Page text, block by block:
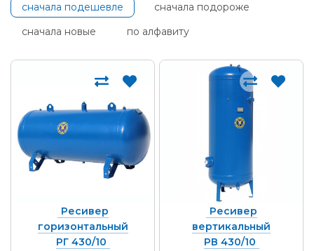
сначала подешевле
сначала подороже
сначала новые
по алфавиту
Ресивер
горизонтальный
РГ 430/10
Ресивер
вертикальный
РВ 430/10